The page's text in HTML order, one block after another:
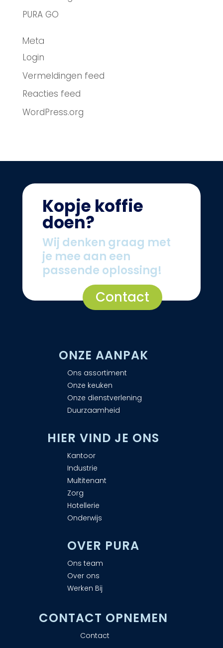
PURA GO
Meta
Login
Vermeldingen feed
Reacties feed
WordPress.org
Kopje koffie
doen?
Wij denken graag met
je mee aan een
passende oplossing!
Contact
ONZE AANPAK
Ons assortiment
Onze keuken
Onze dienstverlening
Duurzaamheid
HIER VIND JE ONS
Kantoor
Industrie
Multitenant
Zorg
Hotellerie
Onderwijs
OVER PURA
Ons team
Over ons
Werken Bij
CONTACT OPNEMEN
Contact